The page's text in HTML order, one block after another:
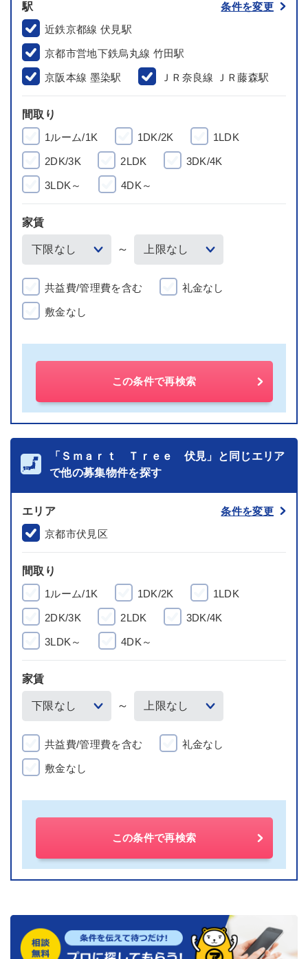
駅
条件を変更
近鉄京都線 伏見駅
京都市営地下鉄烏丸線 竹田駅
京阪本線 墨染駅 ＪＲ奈良線 ＪＲ藤森駅
間取り
1ルーム/1K
1DK/2K 1LDK
2DK/3K 2LDK 3DK/4K
3LDK～ 4DK～
家賃
～
共益費/管理費を含む 礼金なし
敷金なし
この条件で再検索
「Ｓｍａｒｔ Ｔｒｅｅ 伏見」と同じエリア
で他の募集物件を探す
エリア
条件を変更
京都市伏見区
間取り
1ルーム/1K
1DK/2K 1LDK
2DK/3K 2LDK 3DK/4K
3LDK～ 4DK～
家賃
～
共益費/管理費を含む 礼金なし
敷金なし
この条件で再検索